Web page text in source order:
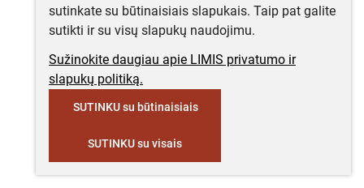
sutinkate su būtinaisiais slapukais. Taip pat galite
sutikti ir su visų slapukų naudojimu.
Sužinokite daugiau apie LIMIS privatumo ir
slapukų politiką.
SUTINKU su būtinaisiais
SUTINKU su visais